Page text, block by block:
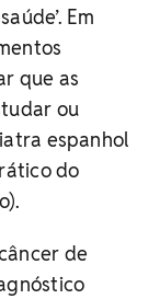
Em
que as
ou
espanhol
do
de